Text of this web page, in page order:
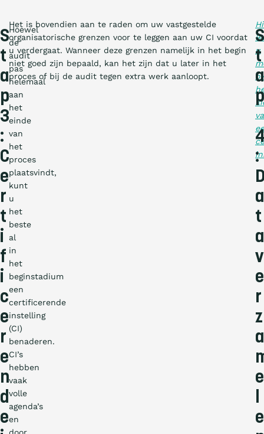
S
t
a
p
3
:
C
e
r
t
i
f
i
c
e
r
e
n
d
e
Hoewel
de
audit
pas
helemaal
aan
het
einde
van
het
proces
plaatsvindt,
kunt
u
het
beste
al
in
het
beginstadium
een
certificerende
instelling
(CI)
benaderen.
CI’s
hebben
vaak
volle
agenda’s
en
Het is bovendien aan te raden om uw vastgestelde
organisatorische grenzen voor te leggen aan uw CI voordat
u verdergaat. Wanneer deze grenzen namelijk in het begin
niet goed zijn bepaald, kan het zijn dat u later in het
proces of bij de audit tegen extra werk aanloopt.
u
S
t
a
p
:
a
t
a
v
e
r
z
a
e
l
e